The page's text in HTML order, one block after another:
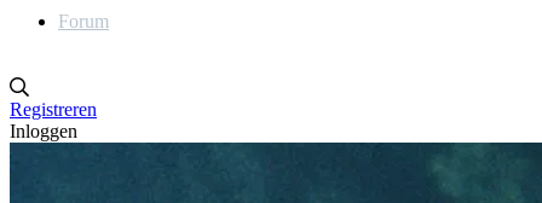
Forum
Registreren
Inloggen